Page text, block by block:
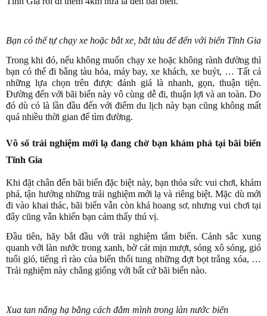
Bạn có thể tự chạy xe hoặc bắt xe, bắt tàu để đến với biển Tĩnh Gia
Trong khi đó, nếu không muốn chạy xe hoặc không rành đường thì
bạn có thể đi bằng tàu hỏa, máy bay, xe khách, xe buýt, … Tất cả
những lựa chọn trên được đánh giá là nhanh, gọn, thuận tiện.
Đường đến với bãi biển này vô cùng dễ đi, thuận lợi và an toàn. Do
đó dù có là lần đầu đến với điểm du lịch này bạn cũng không mất
quá nhiều thời gian để tìm đường.
Vô số trải nghiệm mới lạ đang chờ bạn khám phá tại bãi biển
Tĩnh Gia
Khi đặt chân đến bãi biển đặc biệt này, bạn thỏa sức vui chơi, khám
phá, tận hưởng những trải nghiệm mới lạ và riêng biệt. Mặc dù mới
đi vào khai thác, bãi biển vẫn còn khá hoang sơ, nhưng vui chơi tại
đây cũng vẫn khiến bạn cảm thấy thú vị.
Đầu tiên, hãy bắt đầu với trải nghiệm tắm biển. Cảnh sắc xung
quanh với làn nước trong xanh, bờ cát mịn mượt, sóng xô sóng, gió
tuổi gió, tiếng rì rào của biển thổi tung những đợt bọt trắng xóa, …
Trải nghiệm này chẳng giống với bất cứ bãi biển nào.
Xua tan nắng hạ bằng cách đắm mình trong làn nước biển